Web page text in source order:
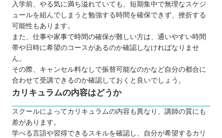
入学前、やる気に満ち溢れていても、短期集中で無理なスケジ
ュールを組んでしまうと勉強する時間を確保できず、挫折する
可能性もあります。
また、仕事や家事で時間の確保が難しい方は、通いやすい時間
帯や日時に希望のコースがあるのか確認しなければなりませ
ん。
その際、キャンセル料なしで振替可能なのかなど自分の都合に
合わせて受講できるのか確認しておくと良いでしょう。
カリキュラムの内容はどうか
スクールによってカリキュラムの内容も異なり、講師の質にも
差があります。
学べる言語や習得できるスキルを確認し、自分が希望するカリ